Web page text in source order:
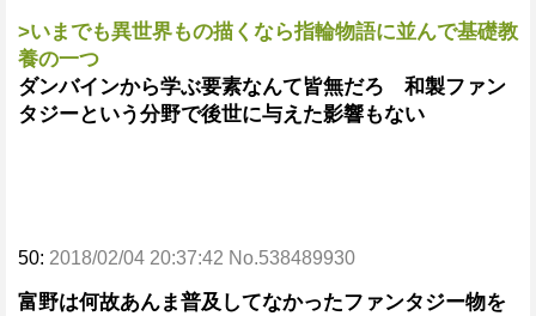
>いまでも異世界もの描くなら指輪物語に並んで基礎教
養の一つ
ダンバインから学ぶ要素なんて皆無だろ 和製ファン
タジーという分野で後世に与えた影響もない
50: 2018/02/04 20:37:42 No.538489930
富野は何故あんま普及してなかったファンタジー物を